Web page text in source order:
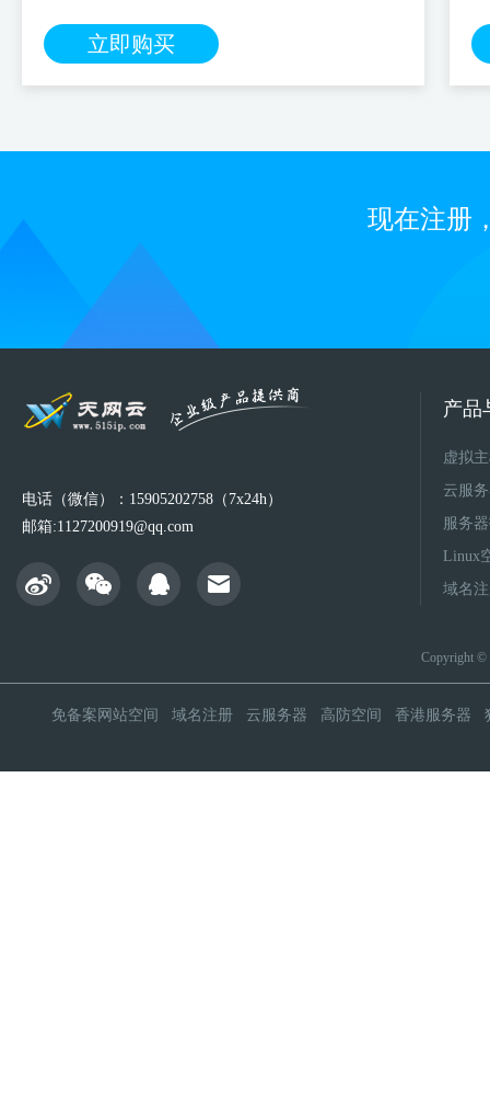
立即购买
现在注册
电话（微信）：15905202758（7x24h）
邮箱:1127200919@qq.com
产品
虚拟
云服
服务
Linux
域名
Copyright
免备案网站空间 域名注册 云服务器 高防空间 香港服务器